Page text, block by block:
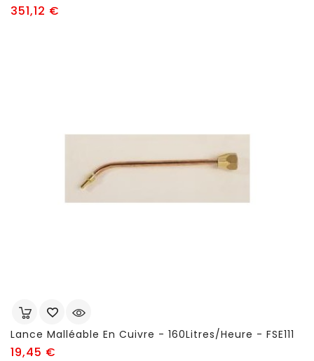
351,12 €
Lance Malléable En Cuivre - 160Litres/heure - FSE111
19,45 €